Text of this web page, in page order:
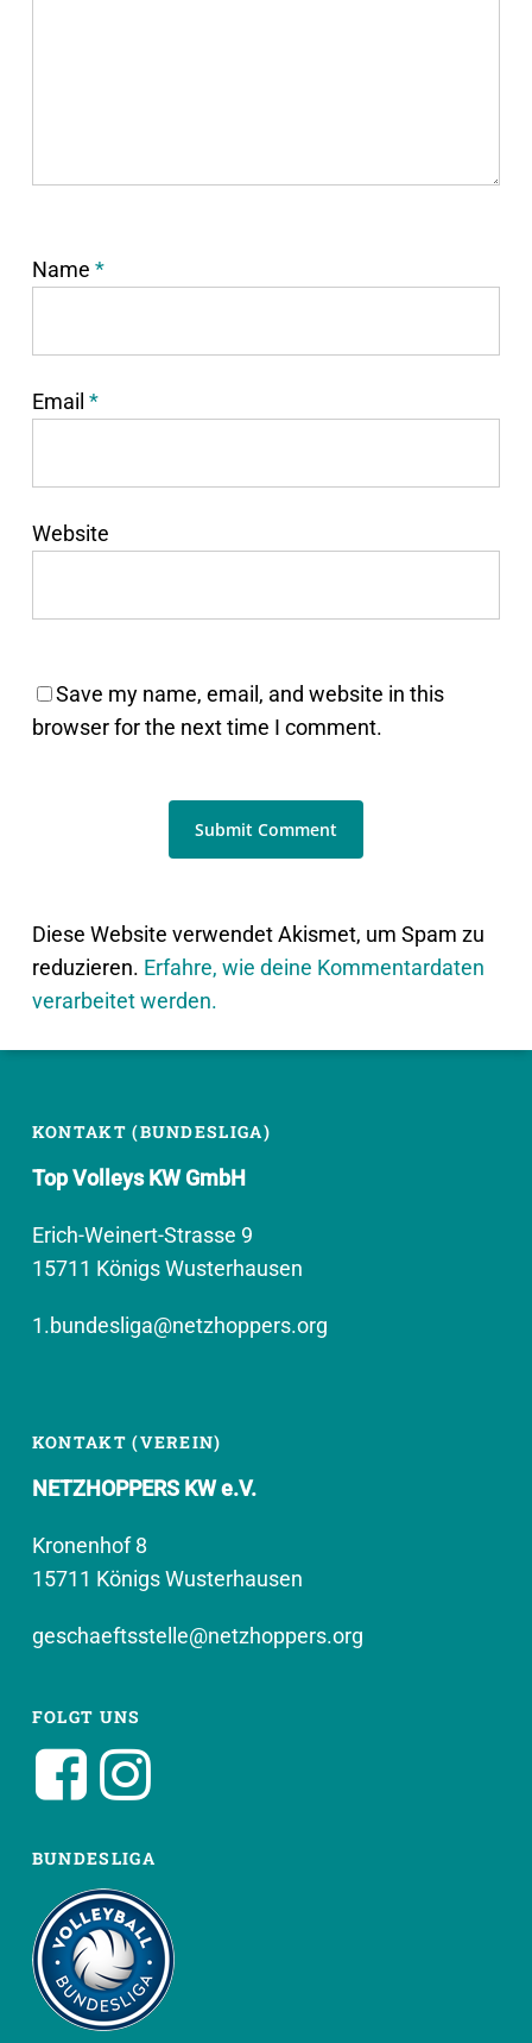
Name *
Email *
Website
Save my name, email, and website in this
browser for the next time I comment.
Diese Website verwendet Akismet, um Spam zu
reduzieren. Erfahre, wie deine Kommentardaten
verarbeitet werden.
KONTAKT (BUNDESLIGA)
Top Volleys KW GmbH
Erich-Weinert-Strasse 9
15711 Königs Wusterhausen
1.bundesliga@netzhoppers.org
KONTAKT (VEREIN)
NETZHOPPERS KW e.V.
Kronenhof 8
15711 Königs Wusterhausen
geschaeftsstelle@netzhoppers.org
FOLGT UNS
BUNDESLIGA